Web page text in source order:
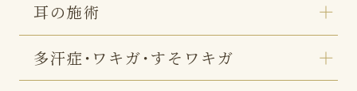
耳の施術
多汗症・ワキガ・すそワキガ